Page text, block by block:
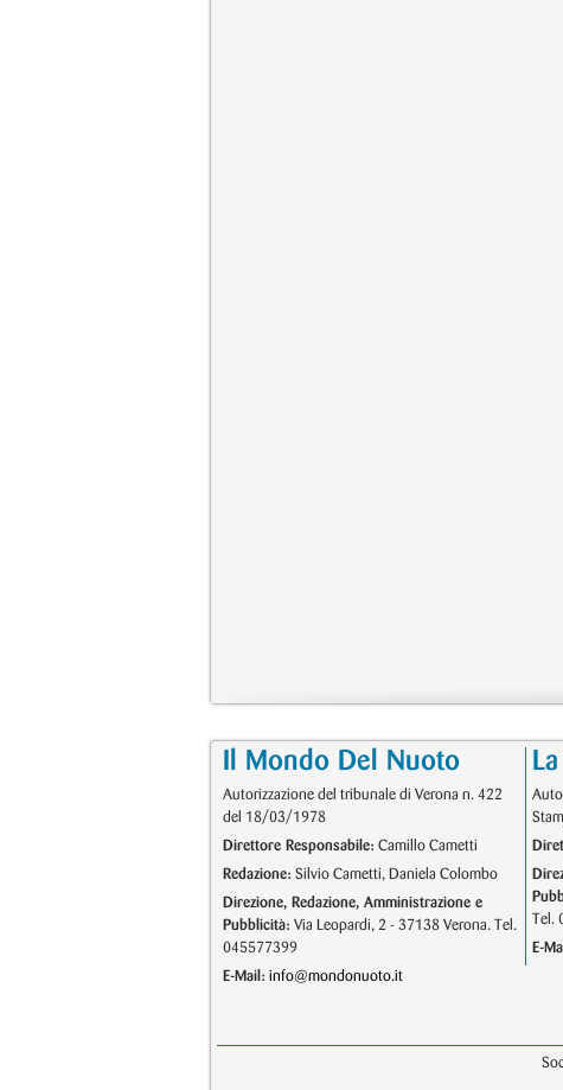
Il Mondo Del Nuoto
Autorizzazione del tribunale di Verona n. 422
del 18/03/1978
Direttore Responsabile: Camillo Cametti
Redazione: Silvio Cametti, Daniela Colombo
Direzione, Redazione, Amministrazione e
Pubblicità: Via Leopardi, 2 - 37138 Verona. Tel.
045577399
E-Mail: info@mondonuoto.it
Tel.
E-